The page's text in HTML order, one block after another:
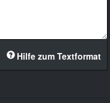
Hilfe zum Textformat